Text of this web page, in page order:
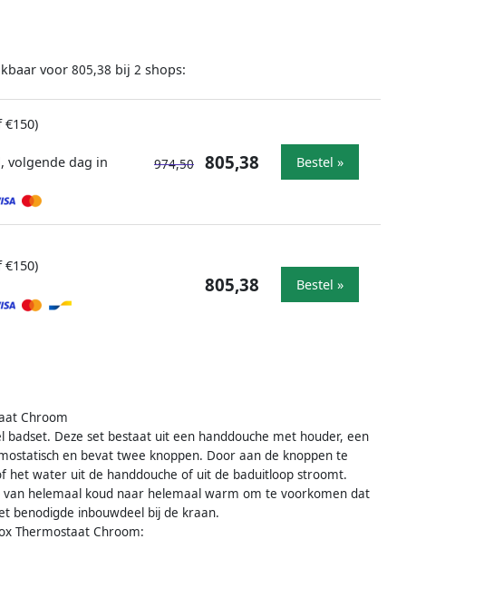
voor 805,38 bij 2 shops:
volgende dag in
974,50 805,38 Bestel »
805,38 Bestel »
Chroom
Deze set bestaat uit een handdouche met houder, een
en bevat twee knoppen. Door aan de knoppen te
water uit de handdouche of uit de baduitloop stroomt.
helemaal koud naar helemaal warm om te voorkomen dat
benodigde inbouwdeel bij de kraan.
Thermostaat Chroom: